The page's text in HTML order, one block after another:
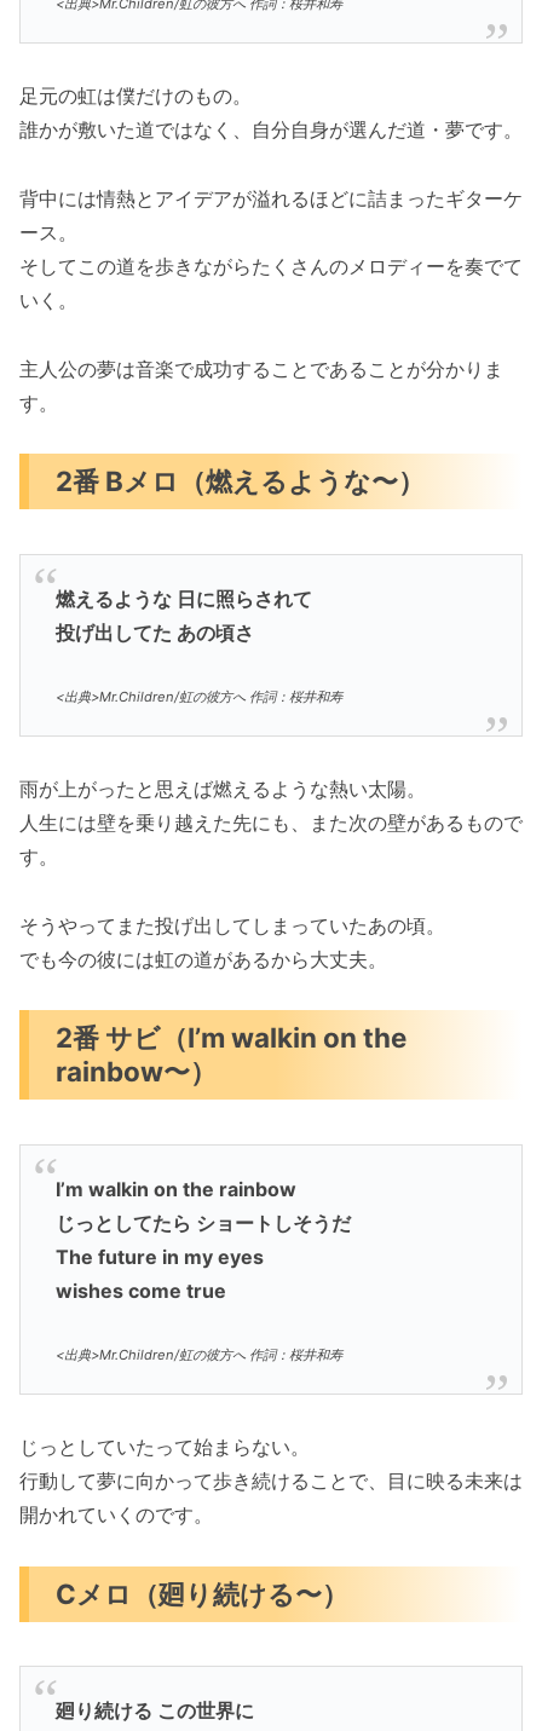
足元の虹は僕だけのもの。
誰かが敷いた道ではなく、自分自身が選んだ道・夢です。
背中には情熱とアイデアが溢れるほどに詰まったギターケ
ース。
そしてこの道を歩きながらたくさんのメロディーを奏でて
いく。
主人公の夢は音楽で成功することであることが分かりま
す。
2番 Bメロ（燃えるような〜）
燃えるような 日に照らされて
投げ出してた あの頃さ
<出典>Mr.Children/虹の彼方へ 作詞：桜井和寿
雨が上がったと思えば燃えるような熱い太陽。
人生には壁を乗り越えた先にも、また次の壁があるもので
す。
そうやってまた投げ出してしまっていたあの頃。
でも今の彼には虹の道があるから大丈夫。
2番 サビ（I’m walkin on the
rainbow〜）
I’m walkin on the rainbow
じっとしてたら ショートしそうだ
The future in my eyes
wishes come true
<出典>Mr.Children/虹の彼方へ 作詞：桜井和寿
じっとしていたって始まらない。
行動して夢に向かって歩き続けることで、目に映る未来は
開かれていくのです。
Cメロ（廻り続ける〜）
廻り続ける この世界に